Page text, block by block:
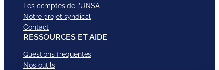
Les comptes de l’UNSA
Notre projet syndical
Contact
RESSOURCES ET AIDE
Questions fréquentes
Nos outils